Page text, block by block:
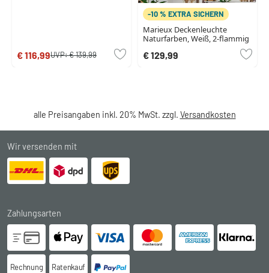
€ 116,99UVP:€ 139,99
-10 % EXTRA SICHERN
Marieux Deckenleuchte
Naturfarben, Weiß, 2-flammig
€ 129,99
alle Preisangaben inkl. 20% MwSt. zzgl. Versandkosten
Wir versenden mit
Zahlungsarten
Rechnung Ratenkauf